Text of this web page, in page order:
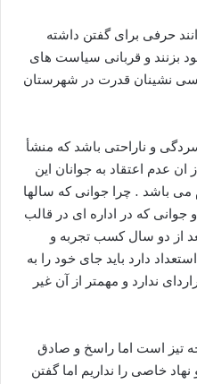
حرفی برای گفتن داشته
بزنند و قربانی سیاست های
نشینان قدرت در شهرستان
و ناراحتی باشد که منشأ
ان عدم اعتقاد به جوانان این
باشد . چرا جوانی که سالها
جوانی که در اداره ای در قالب
از دو سال کسب تجربه و
دارد باید جای خود را به
ندارد و مهمتر از آن غیر
چه تیز است اما راسخ و صادق
خاصی را نداریم اما گفتن